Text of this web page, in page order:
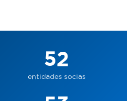
52
entidades socias